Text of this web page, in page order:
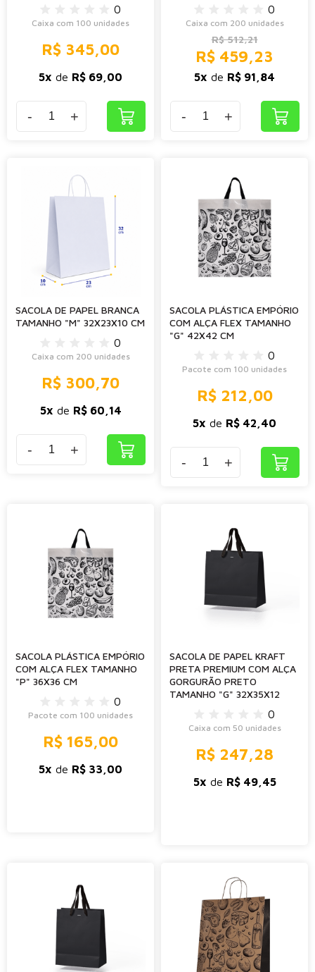
0
Caixa com 100 unidades
R$ 345,00
5x de R$ 69,00
- +
0
Caixa com 200 unidades
R$ 512,21
R$ 459,23
5x de R$ 91,84
- +
SACOLA DE PAPEL BRANCA
TAMANHO "M" 32X23X10 CM
0
Caixa com 200 unidades
R$ 300,70
5x de R$ 60,14
- +
SACOLA PLÁSTICA EMPÓRIO
COM ALÇA FLEX TAMANHO
"G" 42X42 CM
0
Pacote com 100 unidades
R$ 212,00
5x de R$ 42,40
- +
SACOLA PLÁSTICA EMPÓRIO
COM ALÇA FLEX TAMANHO
"P" 36X36 CM
0
Pacote com 100 unidades
R$ 165,00
5x de R$ 33,00
SACOLA DE PAPEL KRAFT
PRETA PREMIUM COM ALÇA
GORGURÃO PRETO
TAMANHO "G" 32X35X12
0
Caixa com 50 unidades
R$ 247,28
5x de R$ 49,45